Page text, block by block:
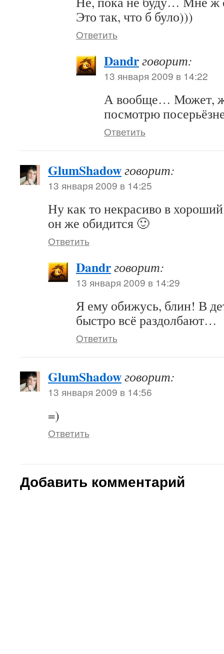
Это так, что б було)))
Ответить
Dandrговорит:
13 января 2009 в 14:22
А вообще… Может,
посмотрю
Ответить
GlumShadowговорит:
13 января 2009 в 14:25
Ну как то некрасиво в
он же обидится 🙂
Ответить
Dandrговорит:
13 января 2009 в 14:29
Я ему обижусь, блин! В
быстро всё раздолбают…
Ответить
GlumShadowговорит:
13 января 2009 в 14:56
=)
Ответить
Добавить комментарий